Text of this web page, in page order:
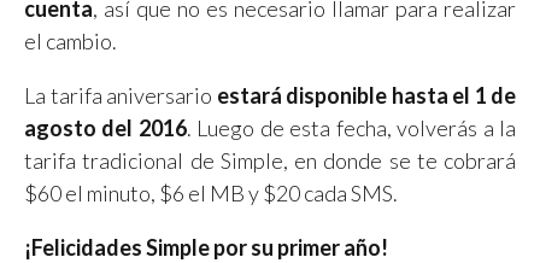
cuenta, así que no es necesario llamar para realizar
el cambio.
La tarifa aniversario estará disponible hasta el 1 de
agosto del 2016. Luego de esta fecha, volverás a la
tarifa tradicional de Simple, en donde se te cobrará
$60 el minuto, $6 el MB y $20 cada SMS.
¡Felicidades Simple por su primer año!